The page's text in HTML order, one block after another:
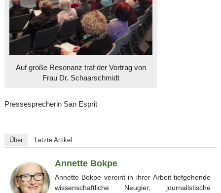
Auf große Resonanz traf der Vortrag von
Frau Dr. Schaarschmidt
Pressesprecherin San Esprit
Über Letzte Artikel
Annette Bokpe
Annette Bokpe vereint in ihrer Arbeit tiefgehende
wissenschaftliche Neugier, journalistische